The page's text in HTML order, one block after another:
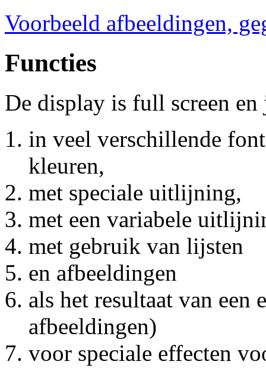
Voorbeeld afbeeldingen,
Functies
De display is full screen
in veel verschillende
kleuren,
met speciale uitlijning,
met een variabele
met gebruik van lijsten
en afbeeldingen
als het resultaat van een
afbeeldingen)
voor speciale effecten